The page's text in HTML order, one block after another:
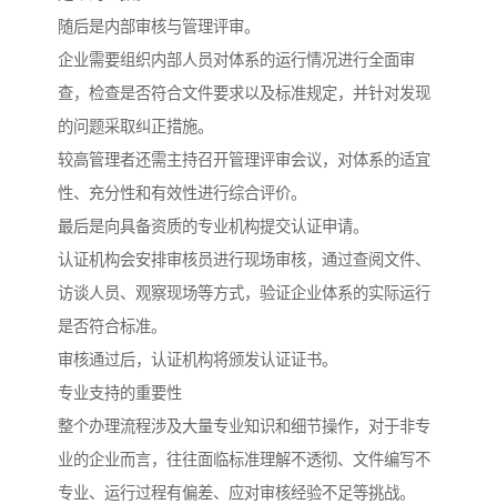
随后是内部审核与管理评审。
企业需要组织内部人员对体系的运行情况进行全面审
查，检查是否符合文件要求以及标准规定，并针对发现
的问题采取纠正措施。
较高管理者还需主持召开管理评审会议，对体系的适宜
性、充分性和有效性进行综合评价。
最后是向具备资质的专业机构提交认证申请。
认证机构会安排审核员进行现场审核，通过查阅文件、
访谈人员、观察现场等方式，验证企业体系的实际运行
是否符合标准。
审核通过后，认证机构将颁发认证证书。
专业支持的重要性
整个办理流程涉及大量专业知识和细节操作，对于非专
业的企业而言，往往面临标准理解不透彻、文件编写不
专业、运行过程有偏差、应对审核经验不足等挑战。